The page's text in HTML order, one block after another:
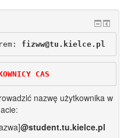
fizww@tu.kielce.pl
CAS
nazwę użytkownika w
@student.tu.kielce.pl